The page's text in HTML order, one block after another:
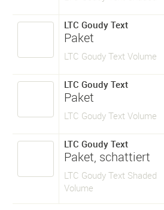
LTC Goudy Text
Paket
LTC Goudy Text Volume
LTC Goudy Text
Paket
LTC Goudy Text Volume
LTC Goudy Text
Paket, schattiert
LTC Goudy Text Shaded
Volume